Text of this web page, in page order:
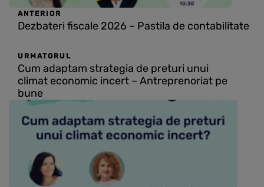
ANTERIOR
Dezbateri fiscale 2026 – Pastila de contabilitate
URMATORUL
Cum adaptam strategia de preturi unui
climat economic incert – Antreprenoriat pe
bune